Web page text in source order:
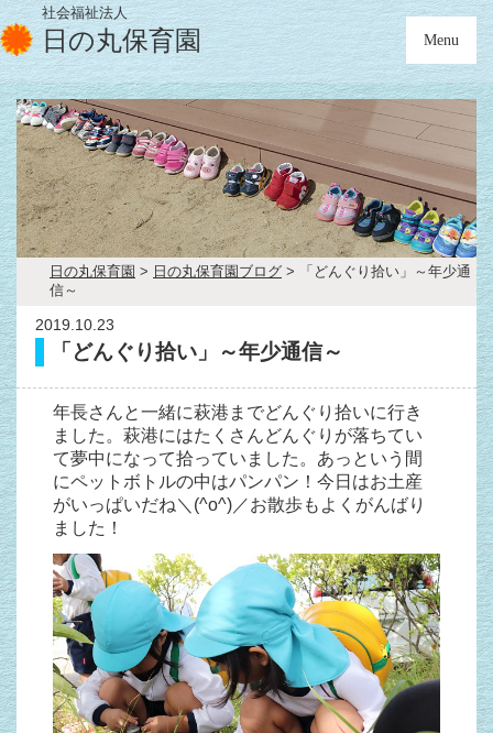
社会福祉法人
日の丸保育園 Menu
日の丸保育園 > 日の丸保育園ブログ >
「どんぐり拾い」～年少通
信～
2019.10.23
「どんぐり拾い」～年少通信～
年長さんと一緒に萩港までどんぐり拾いに行き
ました。萩港にはたくさんどんぐりが落ちてい
て夢中になって拾っていました。あっという間
にペットボトルの中はパンパン！今日はお土産
がいっぱいだね＼(^o^)／お散歩もよくがんばり
ました！